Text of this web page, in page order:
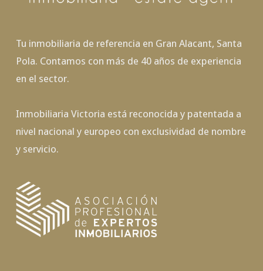
Tu inmobiliaria de referencia en Gran Alacant, Santa
Pola. Contamos con más de 40 años de experiencia
en el sector.
Inmobiliaria Victoria está reconocida y patentada a
nivel nacional y europeo con exclusividad de nombre
y servicio.